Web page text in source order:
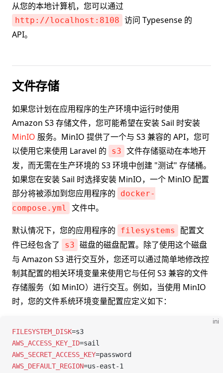
从您的本地计算机，您可以通过
http://localhost:8108 访问 Typesense 的
API。
文件存储
如果您计划在应用程序的生产环境中运行时使用
Amazon S3 存储文件，您可能希望在安装 Sail 时安装
MinIO 服务。MinIO 提供了一个与 S3 兼容的 API，您可
以使用它来使用 Laravel 的
s3 文件存储驱动在本地开
发，而无需在生产环境的 S3 环境中创建 "测试" 存储桶。
如果您在安装 Sail 时选择安装 MinIO，一个 MinIO 配置
部分将被添加到您应用程序的
docker-
compose.yml
文件中。
默认情况下，您的应用程序的 filesystems
配置文
件已经包含了
s3 磁盘的磁盘配置。除了使用这个磁盘
与 Amazon S3 进行交互外，您还可以通过简单地修改控
制其配置的相关环境变量来使用它与任何 S3 兼容的文件
存储服务（如 MinIO）进行交互。例如，当使用 MinIO
时，您的文件系统环境变量配置应定义如下：
ini
FILESYSTEM_DISK=s3
AWS_ACCESS_KEY_ID=sail
AWS_SECRET_ACCESS_KEY=password
AWS_DEFAULT_REGION=us-east-1